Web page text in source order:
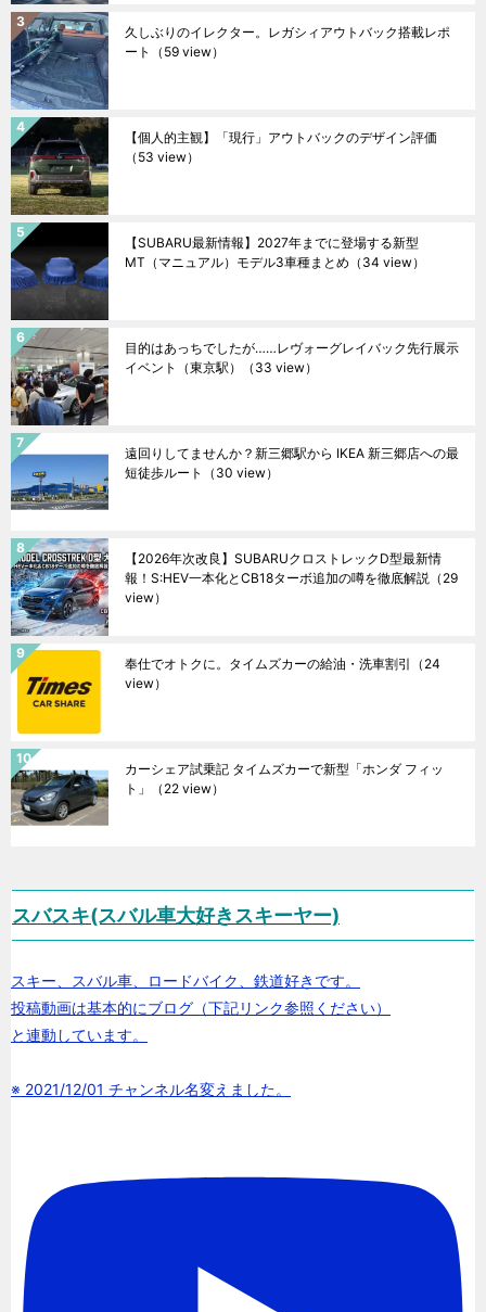
久しぶりのイレクター。レガシィアウトバック搭載レポ
ート
（59 view）
【個人的主観】「現行」アウトバックのデザイン評価
（53 view）
【SUBARU最新情報】2027年までに登場する新型
MT（マニュアル）モデル3車種まとめ （34 view）
目的はあっちでしたが……レヴォーグレイバック先行展示
イベント（東京駅）
（33 view）
遠回りしてませんか？新三郷駅から IKEA 新三郷店への最
短徒歩ルート
（30 view）
【2026年次改良】SUBARUクロストレックD型最新情
報！S:HEV一本化とCB18ターボ追加の噂を徹底解説 （29
view）
奉仕でオトクに。タイムズカーの給油・洗車割引 （24
view）
カーシェア試乗記 タイムズカーで新型「ホンダ フィッ
ト」
（22 view）
スバスキ(スバル車大好きスキーヤー)
スキー、スバル車、ロードバイク、鉄道好きです。
投稿動画は基本的にブログ（下記リンク参照ください）
と連動しています。
※ 2021/12/01 チャンネル名変えました。